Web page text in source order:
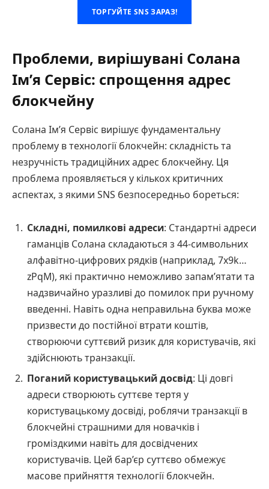
ТОРГУЙТЕ SNS ЗАРАЗ!
Проблеми, вирішувані Солана
Ім’я Сервіс: спрощення адрес
блокчейну
Солана Ім’я Сервіс вирішує фундаментальну
проблему в технології блокчейн: складність та
незручність традиційних адрес блокчейну. Ця
проблема проявляється у кількох критичних
аспектах, з якими SNS безпосередньо бореться:
Складні, помилкові адреси: Стандартні адреси
гаманців Солана складаються з 44-символьних
алфавітно-цифрових рядків (наприклад, 7x9k…
zPqM), які практично неможливо запам’ятати та
надзвичайно уразливі до помилок при ручному
введенні. Навіть одна неправильна буква може
призвести до постійної втрати коштів,
створюючи суттєвий ризик для користувачів, які
здійснюють транзакції.
Поганий користувацький досвід: Ці довгі
адреси створюють суттєве тертя у
користувацькому досвіді, роблячи транзакції в
блокчейні страшними для новачків і
громіздкими навіть для досвідчених
користувачів. Цей бар’єр суттєво обмежує
масове прийняття технології блокчейн.